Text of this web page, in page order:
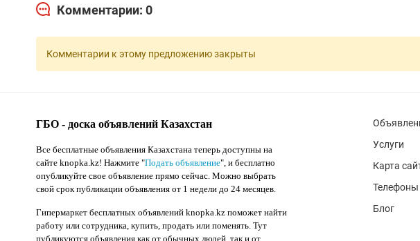
Комментарии: 0
Комментарии к этому предложению закрыты
ГБО - доска объявлений Казахстан
Все бесплатные объявления Казахстана теперь доступны на
сайте knopka.kz! Нажмите "Подать объявление", и бесплатно
опубликуйте свое объявление прямо сейчас. Можно выбрать
свой срок публикации объявления от 1 недели до 24 месяцев.
Гипермаркет бесплатных объявлений knopka.kz поможет найти
работу или сотрудника, купить, продать или поменять. Тут
публикуются объявления как от обычных людей, так и от
Услуги
Карта
Телефоны
Блог